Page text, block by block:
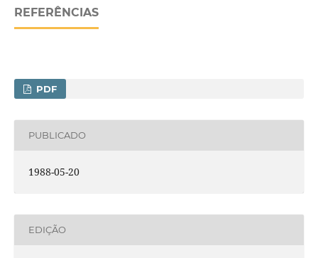
REFERÊNCIAS
PDF
PUBLICADO
1988-05-20
EDIÇÃO